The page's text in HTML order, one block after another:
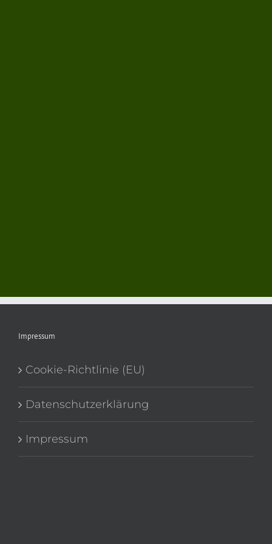
Impressum
Cookie-Richtlinie (EU)
Datenschutzerklärung
Impressum